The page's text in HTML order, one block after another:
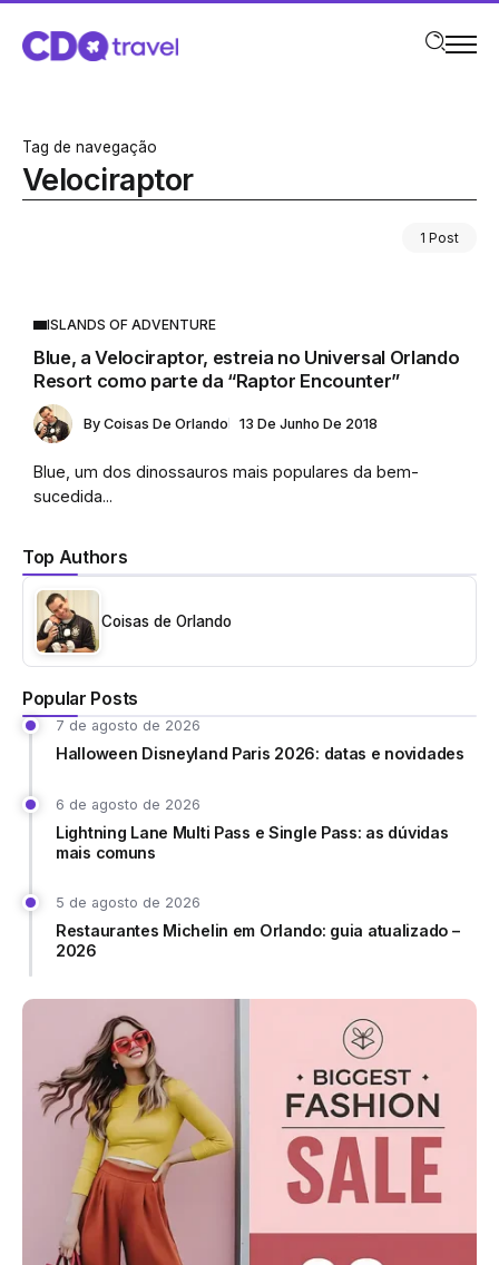
Tag de navegação
Velociraptor
1 Post
Top Authors
Coisas de Orlando
Popular Posts
7 de agosto de 2026
Halloween Disneyland Paris 2026: datas e novidades
6 de agosto de 2026
Lightning Lane Multi Pass e Single Pass: as dúvidas
mais comuns
5 de agosto de 2026
Restaurantes Michelin em Orlando: guia atualizado –
2026
ISLANDS OF ADVENTURE
Blue, a Velociraptor, estreia no Universal Orlando
Resort como parte da “Raptor Encounter”
By Coisas De Orlando 13 De Junho De 2018
Blue, um dos dinossauros mais populares da bem-
sucedida...